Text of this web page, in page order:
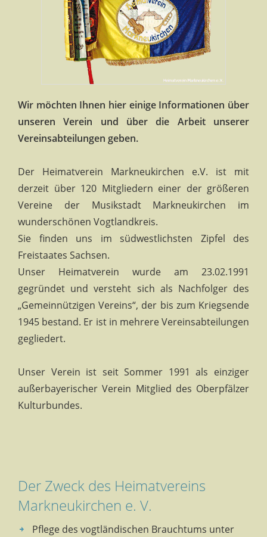
Wir möchten Ihnen hier einige Informationen über
unseren Verein und über die Arbeit unserer
Vereinsabteilungen geben.
Der Heimatverein Markneukirchen e.V. ist mit
derzeit über 120 Mitgliedern einer der größeren
Vereine der Musikstadt Markneukirchen im
wunderschönen Vogtlandkreis.
Sie finden uns im südwestlichsten Zipfel des
Freistaates Sachsen.
Unser Heimatverein wurde am 23.02.1991
gegründet und versteht sich als Nachfolger des
„Gemeinnützigen Vereins“, der bis zum Kriegsende
1945 bestand. Er ist in mehrere Vereinsabteilungen
gegliedert.
Unser Verein ist seit Sommer 1991 als einziger
außerbayerischer Verein Mitglied des Oberpfälzer
Kulturbundes.
Der Zweck des Heimatvereins
Markneukirchen e. V.
Pflege des vogtländischen Brauchtums unter